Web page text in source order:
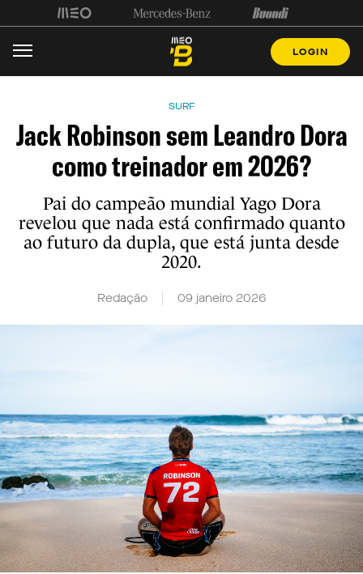
LOGIN
SURF
Jack Robinson sem Leandro Dora
como treinador em 2026?
Pai do campeão mundial Yago Dora
revelou que nada está confirmado quanto
ao futuro da dupla, que está junta desde
2020.
Redação 09 janeiro 2026